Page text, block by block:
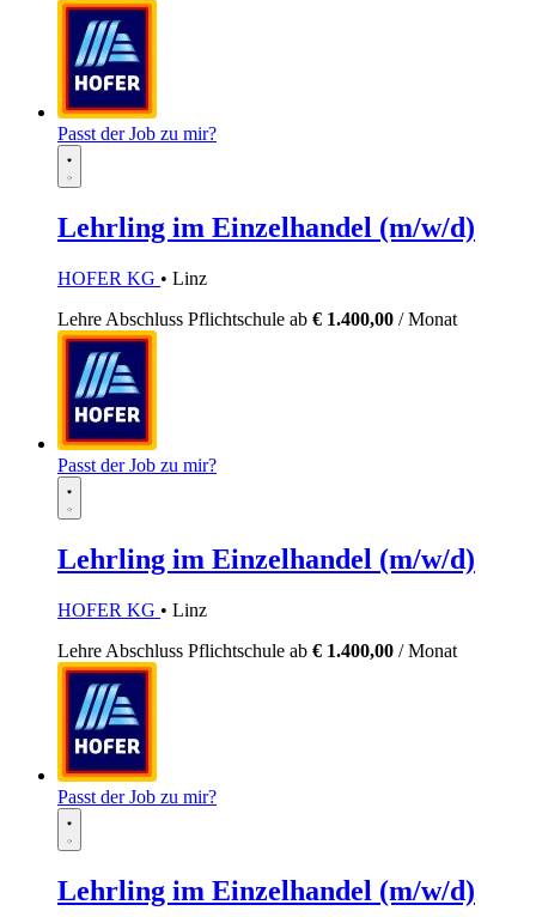
Passt der Job zu mir?
Lehrling im Einzelhandel (m/w/d)
HOFER KG • Linz
Lehre Abschluss Pflichtschule ab € 1.400,00 / Monat
Passt der Job zu mir?
Lehrling im Einzelhandel (m/w/d)
HOFER KG • Linz
Lehre Abschluss Pflichtschule ab € 1.400,00 / Monat
Passt der Job zu mir?
Lehrling im Einzelhandel (m/w/d)